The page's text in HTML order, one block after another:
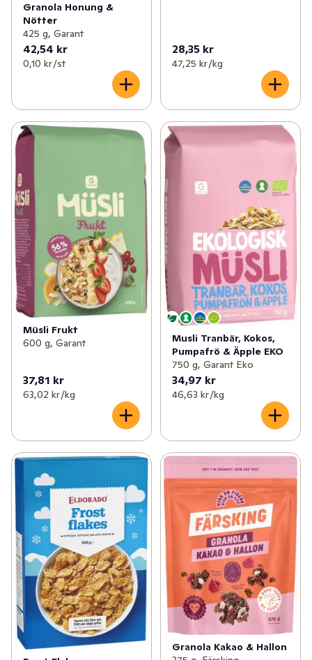
Granola Honung &
Nötter
425 g, Garant
42,54 kr
0,10 kr /st
28,35 kr
47,25 kr /kg
Müsli Frukt
600 g, Garant
37,81 kr
63,02 kr /kg
Musli Tranbär, Kokos,
Pumpafrö & Äpple EKO
750 g, Garant Eko
34,97 kr
46,63 kr /kg
Granola Kakao & Hallon